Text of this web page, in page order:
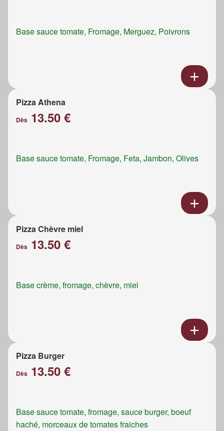
Base sauce tomate, Fromage, Merguez, Poivrons
Pizza Athena
Dès 13.50 €
Base sauce tomate, Fromage, Feta, Jambon, Olives
Pizza Chèvre miel
Dès 13.50 €
Base crème, fromage, chèvre, miel
Pizza Burger
Dès 13.50 €
Base sauce tomate, fromage, sauce burger, boeuf
haché, morceaux de tomates fraiches